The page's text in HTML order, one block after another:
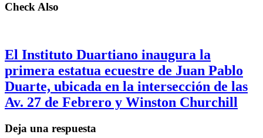
Check Also
El Instituto Duartiano inaugura la
primera estatua ecuestre de Juan Pablo
Duarte, ubicada en la intersección de las
Av. 27 de Febrero y Winston Churchill
Deja una respuesta